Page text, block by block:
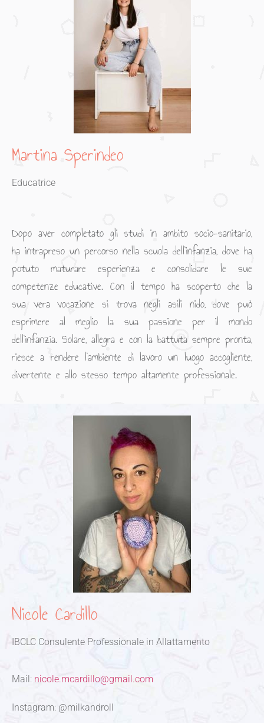
Martina Sperindeo
Educatrice
Dopo aver completato gli studi in ambito socio-sanitario,
ha intrapreso un percorso nella scuola dell’infanzia, dove ha
potuto maturare esperienza e consolidare le sue
competenze educative. Con il tempo ha scoperto che la
sua vera vocazione si trova negli asili nido, dove può
esprimere al meglio la sua passione per il mondo
dell’infanzia. Solare, allegra e con la battuta sempre pronta,
riesce a rendere l’ambiente di lavoro un luogo accogliente,
divertente e allo stesso tempo altamente professionale.
Nicole Cardillo
IBCLC Consulente Professionale in Allattamento
Mail: nicole.mcardillo@gmail.com
Instagram: @milkandroll